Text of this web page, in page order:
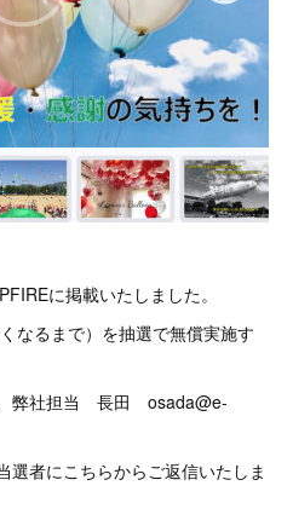
に掲載いたしました。
なるまで）を抽選で無償実施す
、弊社担当 長田 osada@e-
選者にこちらからご返信いたしま